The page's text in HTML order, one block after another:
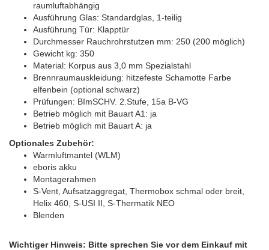
raumluftabhängig
Ausführung Glas: Standardglas, 1-teilig
Ausführung Tür: Klapptür
Durchmesser Rauchrohrstutzen mm: 250 (200 möglich)
Gewicht kg: 350
Material: Korpus aus 3,0 mm Spezialstahl
Brennraumauskleidung: hitzefeste Schamotte Farbe
elfenbein (optional schwarz)
Prüfungen: BImSCHV. 2.Stufe, 15a B-VG
Betrieb möglich mit Bauart A1: ja
Betrieb möglich mit Bauart A: ja
Optionales Zubehör:
Warmluftmantel (WLM)
eboris akku
Montagerahmen
S-Vent, Aufsatzaggregat, Thermobox schmal oder breit,
Helix 460, S-USI II, S-Thermatik NEO
Blenden
Wichtiger Hinweis: Bitte sprechen Sie vor dem Einkauf mit